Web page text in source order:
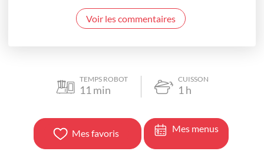
Voir les commentaires
TEMPS ROBOT
11 min
CUISSON
1 h
Mes favoris Mes menus